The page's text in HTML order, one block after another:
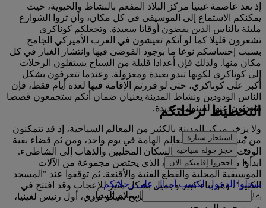
إذ تعد عاصمة غينيا مركز البلاد المفعم بالنشاط والحيوية، حيث
يمكنكم الاستماع إلى الموسيقى في كل مكان، وأن تروا الشوارع
مليئة بالناس الذين يقضون أوقاتا سعيدة. وتجعلكم كوناكري
تشعرون قليلا كما لو أنكم تعيشون في الغرب الأميركي الجامح
بسبب إحساسكم نوعا ما بوجود الفوضى فيها وانتشار الغبار في كل
مكان منها. ولذلك فإن أعدادا قليلة من السياح يستقلون الرحلات
إلى كوناكري لكونها تبدو بعيدة ومعزولة. وعندما تتعرفون بشكل
أكبر على كوناكري، حتى لو قررتم الإقامة فيها لعدة أيام فقط، فإن
الناس الودودين ونشاط المدينة يعنيان ضمان أنكم ستجمعون قصصا
تتحدثون عنها لسنوات عديدة.
ولا يزخر مركز المدينة بالكثير من المعالم السياحية، إذ قد تتمكنون
من مشاهدة جميع المعالم الهامة في يوم واحد، ومن ثم قضاء بقية
الوقت في الاختلاط مع السكان المحليين والذهاب إلى الشاطىء.
ابدأوا من المتحف الوطني، الذي يحتضن مجموعة من الآلات
الموسيقية المحلية والقطع الفنية والأقنعة. ثم توقفوا عند "المسجد
الكبير"، وهو بناء كبير وجميل بشكل مثير للإعجاب وقد افتتح في
عام 1984. ويمكنكم هنا زيارة ضريح سيكو توري، أول رئيس لغينيا،
التخطيط لرحلتكم
استئجار سيارة
حجز جولة سياحية
احجزوا إقامتكم الآن
سجلوا الدخول لكسب أميالٍ على رحلاتكم
استلام السيارة